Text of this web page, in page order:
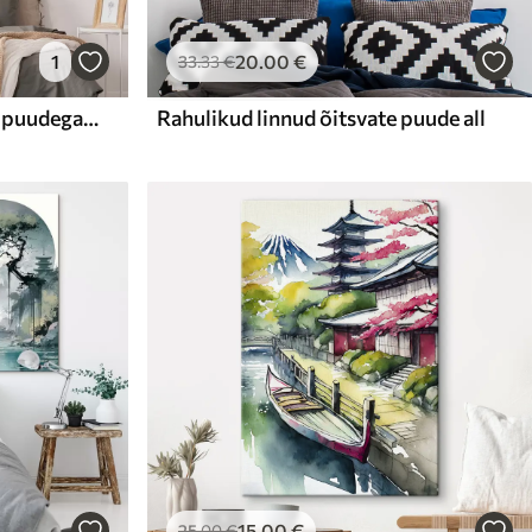
1
Idamaine aed koos järve ja puudega, loodus, akvarellstiilis
33.33€20.00 €
Rahulikud linnud õitsvate puude all